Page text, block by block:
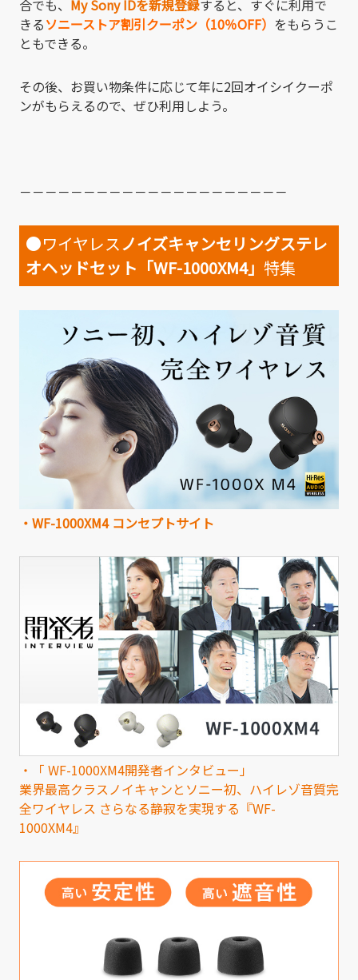
合でも、 My Sony IDを新規登録すると、すぐに利用で
きるソニーストア割引クーポン（10％OFF） をもらうこ
ともできる。
その後、お買い物条件に応じて年に2回オイシイクーポ
ンがもらえるので、ぜひ利用しよう。
－－－－－－－－－－－－－－－－－－－－－
●ワイヤレスノイズキャンセリングステレ
オヘッドセット「WF-1000XM4」 特集
・WF-1000XM4 コンセプトサイト
・「 WF-1000XM4開発者インタビュー」
業界最高クラスノイキャンとソニー初、ハイレゾ音質完
全ワイヤレス さらなる静寂を実現する『WF-
1000XM4』